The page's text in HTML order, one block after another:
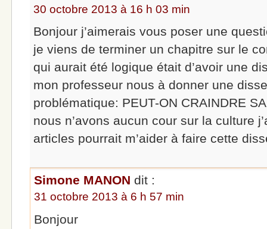
30 octobre 2013 à 16 h 03 min
Bonjour j’aimerais vous poser une
je viens de terminer un chapitre sur le
qui aurait été logique était d’avoir une
mon professeur nous à donner une
problématique: PEUT-ON CRAINDRE
nous n’avons aucun cour sur la culture
articles pourrait m’aider à faire cette
Simone MANON dit :
31 octobre 2013 à 6 h 57 min
Bonjour